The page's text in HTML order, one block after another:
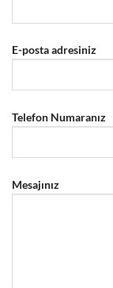
E-posta adresiniz
Telefon Numaranız
Mesajınız